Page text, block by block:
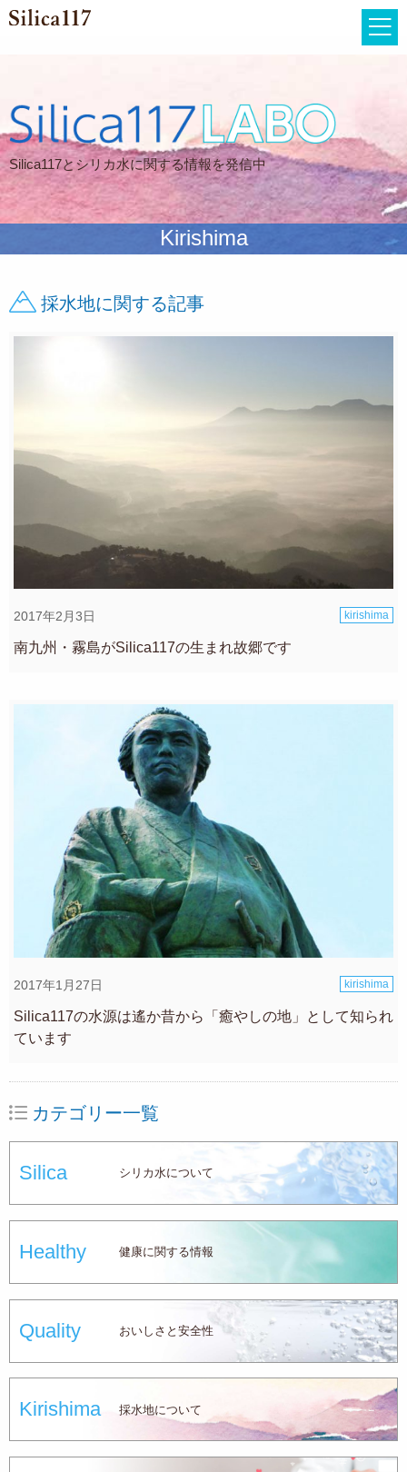
Silica117とシリカ水に関する情報を発信中
Kirishima
採水地に関する記事
2017年2月3日 kirishima
南九州・霧島がSilica117の生まれ故郷です
2017年1月27日 kirishima
Silica117の水源は遙か昔から「癒やしの地」として知られ
ています
カテゴリー一覧
Silica シリカ水について
Healthy 健康に関する情報
Quality おいしさと安全性
Kirishima 採水地について